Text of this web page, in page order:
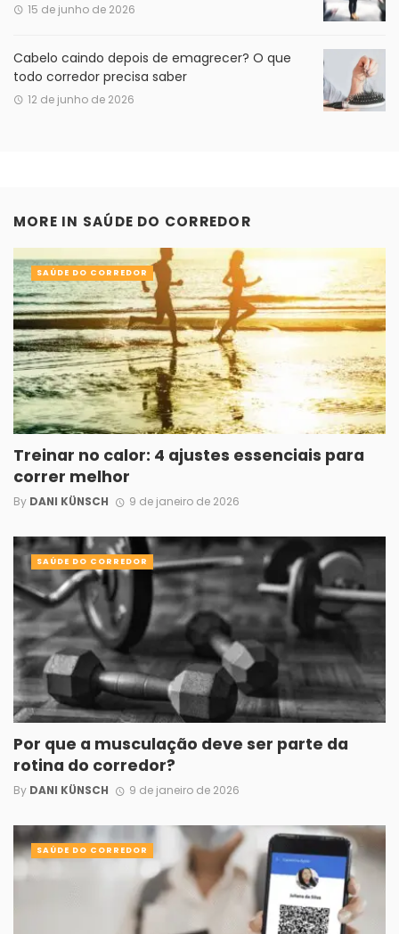
15 de junho de 2026
Cabelo caindo depois de emagrecer? O que
todo corredor precisa saber
12 de junho de 2026
MORE IN SAÚDE DO CORREDOR
Treinar no calor: 4 ajustes essenciais para
correr melhor
By DANI KÜNSCH 9 de janeiro de 2026
SAÚDE DO CORREDOR
Por que a musculação deve ser parte da
rotina do corredor?
By DANI KÜNSCH 9 de janeiro de 2026
SAÚDE DO CORREDOR
SAÚDE DO CORREDOR